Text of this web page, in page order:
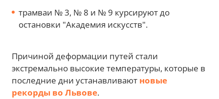
трамваи № 3, № 8 и № 9 курсируют до
остановки "Академия искусств".
Причиной деформации путей стали
экстремально высокие температуры, которые в
последние дни устанавливают новые
рекорды во Львове.